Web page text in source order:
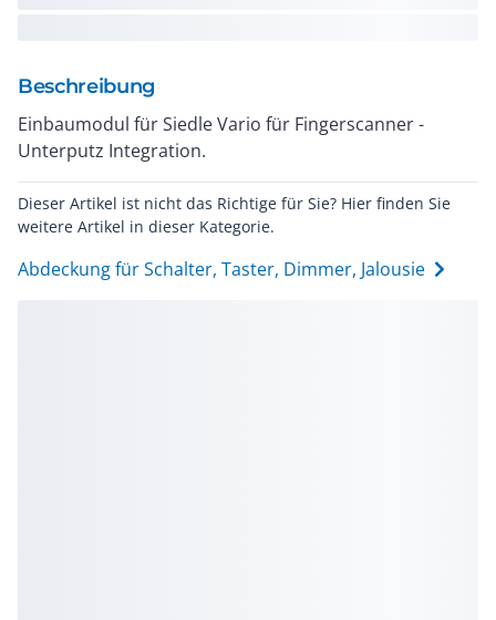
Beschreibung
Einbaumodul für Siedle Vario für Fingerscanner -
Unterputz Integration.
Dieser Artikel ist nicht das Richtige für Sie? Hier finden Sie
weitere Artikel in dieser Kategorie.
Abdeckung für Schalter, Taster, Dimmer, Jalousie